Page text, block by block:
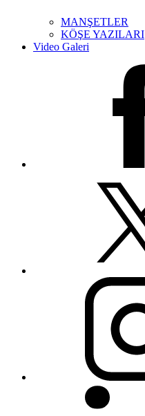
MANŞETLER
KÖŞE YAZILARI
Video Galeri